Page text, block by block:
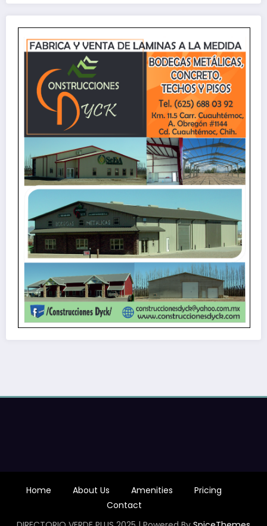
Home About Us Amenities
Pricing
Contact